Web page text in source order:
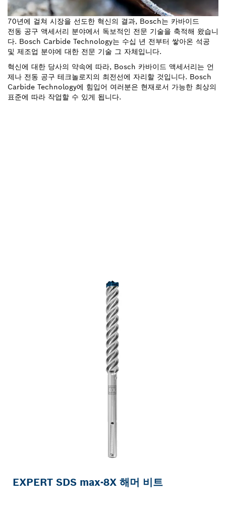
70년에 걸쳐 시장을 선도한 혁신의 결과, Bosch는 카바이드
전동 공구 액세서리 분야에서 독보적인 전문 기술을 축적해 왔습니
다. Bosch Carbide Technology는 수십 년 전부터 쌓아온 석공
및 제조업 분야에 대한 전문 기술 그 자체입니다.
혁신에 대한 당사의 약속에 따라, Bosch 카바이드 액세서리는 언
제나 전동 공구 테크놀로지의 최전선에 자리할 것입니다. Bosch
Carbide Technology에 힘입어 여러분은 현재로서 가능한 최상의
표준에 따라 작업할 수 있게 됩니다.
EXPERT SDS max-8X 해머 비트